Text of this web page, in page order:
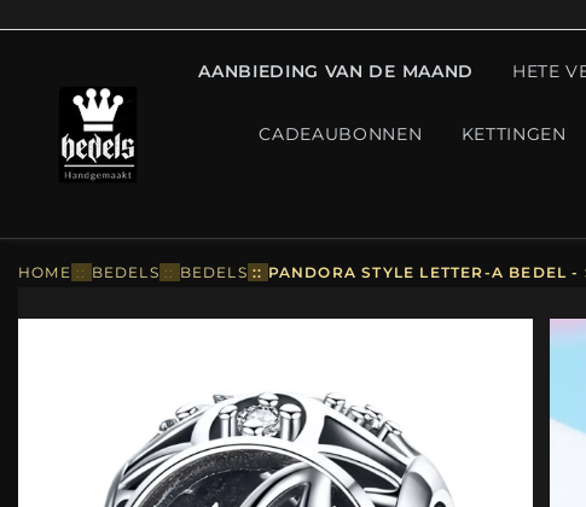
AANBIEDING VAN DE MAAND HETE
CADEAUBONNEN KETTINGEN
HOME :: BEDELS :: BEDELS :: PANDORA STYLE LETTER-A BEDEL -